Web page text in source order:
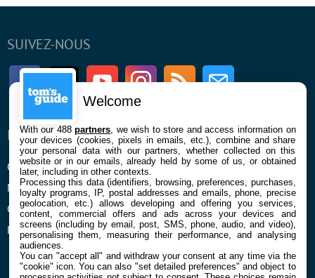
SUIVEZ-NOUS
FacebookTwitter Youtube InstagramRSS Newsletter
ENTREPRISE
Qui sommes nous
Mentions légales et CGU
Confidentialité et Cookies
Préférences cookies
À PROPOS
La rédaction
Contact
Welcome
With our 488partners , we wish to store and access information on
your devices (cookies, pixels in emails, etc.), combine and share
your personal data with our partners, whether collected on this
website or in our emails, already held by some of us, or obtained
later, including in other contexts.
Processing this data (identifiers, browsing, preferences, purchases,
loyalty programs, IP, postal addresses and emails, phone, precise
geolocation, etc.) allows developing and offering you services,
content, commercial offers and ads across your devices and
screens (including by email, post, SMS, phone, audio, and video),
personalising them, measuring their performance, and analysing
audiences.
You can "accept all" and withdraw your consent at any time via the
"cookie" icon. You can also "set detailed preferences" and object to